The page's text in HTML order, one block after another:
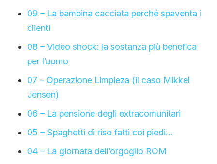
09 – La bambina cacciata perché spaventa i
clienti
08 – Video shock: la sostanza più benefica
per l’uomo
07 – Operazione Limpieza (il caso Mikkel
Jensen)
06 – La pensione degli extracomunitari
05 – Spaghetti di riso fatti coi piedi…
04 – La giornata dell’orgoglio ROM